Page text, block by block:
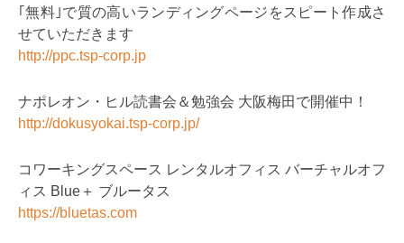
｢無料｣で質の高いランディングページをスピート作成さ
せていただきます
http://ppc.tsp-corp.jp
ナポレオン・ヒル読書会＆勉強会 大阪梅田で開催中！
http://dokusyokai.tsp-corp.jp/
コワーキングスペース レンタルオフィス バーチャルオフ
ィス Blue＋ ブルータス
https://bluetas.com